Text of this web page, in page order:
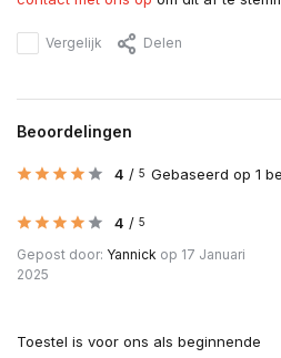
Vergelijk Delen
Beoordelingen
4 / 5 Gebaseerd op 1
4 / 5
Gepost door: Yannick op 17 Januari
2025
Toestel is voor ons als beginnende